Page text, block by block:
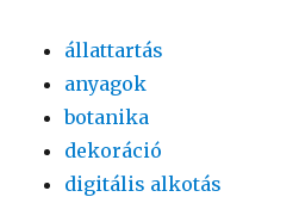
állattartás
anyagok
botanika
dekoráció
digitális alkotás